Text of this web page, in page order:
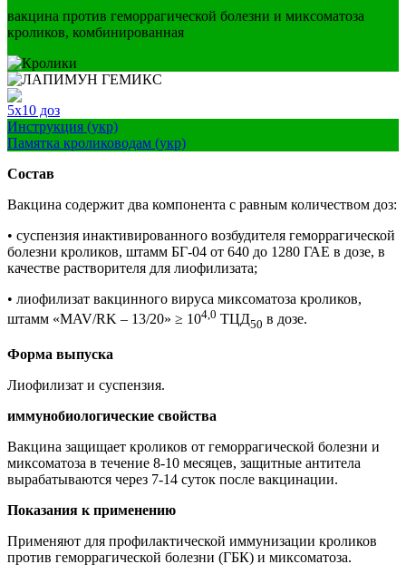
вакцина против геморрагической болезни и миксоматоза
кроликов, комбинированная
5х10 доз
Инструкция (укр)
Памятка кролиководам (укр)
Состав
Вакцина содержит два компонента с равным количеством доз:
• суспензия инактивированного возбудителя геморрагической
болезни кроликов, штамм БГ-04 от 640 до 1280 ГАЕ в дозе, в
качестве растворителя для лиофилизата;
• лиофилизат вакцинного вируса миксоматоза кроликов,
штамм «MAV/RK – 13/20» ≥ 104,0 ТЦД50 в дозе.
Форма выпуска
Лиофилизат и суспензия.
иммунобиологические свойства
Вакцина защищает кроликов от геморрагической болезни и
миксоматоза в течение 8-10 месяцев, защитные антитела
вырабатываются через 7-14 суток после вакцинации.
Показания к применению
Применяют для профилактической иммунизации кроликов
против геморрагической болезни (ГБК) и миксоматоза.